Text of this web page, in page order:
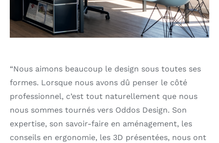
“Nous aimons beaucoup le design sous toutes ses
formes. Lorsque nous avons dû penser le côté
professionnel, c’est tout naturellement que nous
nous sommes tournés vers Oddos Design. Son
expertise, son savoir-faire en aménagement, les
conseils en ergonomie, les 3D présentées, nous ont